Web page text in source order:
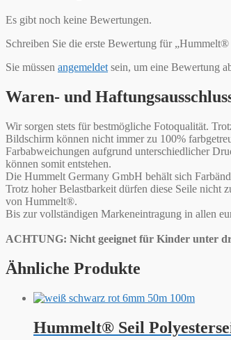
Es gibt noch keine Bewertungen.
Schreiben Sie die erste Bewertung für
Sie müssen angemeldet sein, um eine Bewertung
Waren- und
Wir sorgen stets für bestmögliche Fotoqualität.
Bildschirm können nicht immer zu 100%
Farbabweichungen aufgrund unterschiedlicher
können somit entstehen.
Die Hummelt Germany GmbH behält sich
Trotz hoher Belastbarkeit dürfen diese Seile nicht
von Hummelt®.
Bis zur vollständigen Markeneintragung in allen
ACHTUNG: Nicht geeignet für Kinder unter
Ähnliche Produkte
Hummelt® Seil